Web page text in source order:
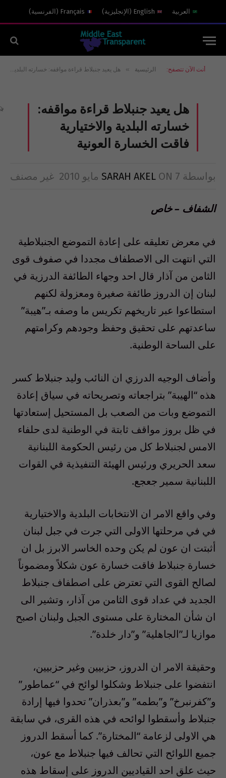
العربية English
( الإنجليزية)
Français
( الفرنسية)
أنت الآن تتصفح: الرئيسية » هل يعيد جنبلاط قراءة مواقفه: خسارته البلدية والاختيارية فاقت الخسارة العونية
هل يعيد جنبلاط قراءة مواقفه:
خسارته البلدية والاختيارية
فاقت الخسارة العونية
بواسطة SARAH AKEL ON 7 مايو 2010 غير مصنف
الشفاف – خاص
في معرض تعليقه على إعادة التموضع الجنبلاطية
التي انتهت الى الاصطفاف مجددا في صفوف قوى
الثامن من آذار قال احد وجهاء الطائفة الدرزية في
لبنان إن الدروز طائفة صغيرة ومعزولة لكنهم
استطاعوا عبر تاريخهم تكريس ما وصفه بـ”هيبة”
ساعدتهم على تحقيق وحفظ وجودهم وكرامتهم
على الساحة الوطنية.
وأضاف الوجيه الدرزي ان النائب وليد جنبلاط كسر
هذه “الهيبة” بتراجعاته وتصريحاته في سياق إعادة
التموضع وبات من الصعب بل المستحيل إستعادتها
في ظل بروز مواقف ثابتة في الوطنية لدى حلفاء
الامس لجنبلاط كل من رئيس الحكومة اللبنانية
سعد الحريري ورئيس الهيئة التنفيذية في القوات
اللبنانية سمير جعجع.
وفي واقع الامر ان الانتخابات البلدية والاختيارية
في في مرحلتها الاولى التي جرت في جبل لبنان
أثبتت ان عون لم يكن وحده الخاسر الابرز بل ان
خسارة جنبلاط فاقت خسارة عون شكلاً ومضموناً
لصالح القوى التي تعترض على اصطفاف جنبلاط
الجديد في عداد قوى الثامن من آذار، وتشير الى
ان شأن المختارة على مستوى الجبل ولبنان اصبح
موازيا لـ”الجاهلية” و”دار خلدة”.
وحقيقة الامر ان الدروز، حزبيين وغير حزبيين،
انتفضوا على جنبلاط وشكلوا لوائح في “عماطور”
و”كفرنبرخ” و”بطمه” و”بعذران” تحدوا فيها إرادة
جنبلاط وأسقطوا لوائحه في هذه القرى، في سابقة
هي الاولى لزعامة “المختارة”. كما أسقط الدروز
جميع اللوائح التي تحالف فيها جنبلاط مع عون،
حيث علق احد القياديين الدروز على إسقاط هذه